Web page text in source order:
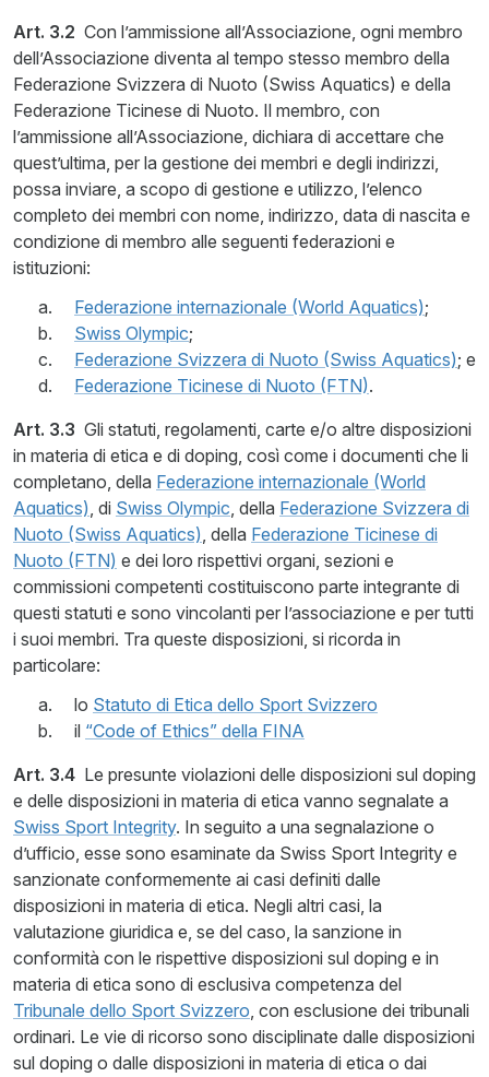
Art. 3.2 Con l’ammissione all’Associazione, ogni membro
dell’Associazione diventa al tempo stesso membro della
Federazione Svizzera di Nuoto (Swiss Aquatics) e della
Federazione Ticinese di Nuoto. Il membro, con
l’ammissione all’Associazione, dichiara di accettare che
quest’ultima, per la gestione dei membri e degli indirizzi,
possa inviare, a scopo di gestione e utilizzo, l’elenco
completo dei membri con nome, indirizzo, data di nascita e
condizione di membro alle seguenti federazioni e
istituzioni:
Federazione internazionale (World Aquatics);
Swiss Olympic;
Federazione Svizzera di Nuoto (Swiss Aquatics); e
Federazione Ticinese di Nuoto (FTN).
Art. 3.3 Gli statuti, regolamenti, carte e/o altre disposizioni
in materia di etica e di doping, così come i documenti che li
completano, della Federazione internazionale (World
Aquatics), di Swiss Olympic, della Federazione Svizzera di
Nuoto (Swiss Aquatics), della Federazione Ticinese di
Nuoto (FTN) e dei loro rispettivi organi, sezioni e
commissioni competenti costituiscono parte integrante di
questi statuti e sono vincolanti per l’associazione e per tutti
i suoi membri. Tra queste disposizioni, si ricorda in
particolare:
lo Statuto di Etica dello Sport Svizzero
il “Code of Ethics” della FINA
Art. 3.4 Le presunte violazioni delle disposizioni sul doping
e delle disposizioni in materia di etica vanno segnalate a
Swiss Sport Integrity. In seguito a una segnalazione o
d’ufficio, esse sono esaminate da Swiss Sport Integrity e
sanzionate conformemente ai casi definiti dalle
disposizioni in materia di etica. Negli altri casi, la
valutazione giuridica e, se del caso, la sanzione in
conformità con le rispettive disposizioni sul doping e in
materia di etica sono di esclusiva competenza del
Tribunale dello Sport Svizzero, con esclusione dei tribunali
ordinari. Le vie di ricorso sono disciplinate dalle disposizioni
sul doping o dalle disposizioni in materia di etica o dai